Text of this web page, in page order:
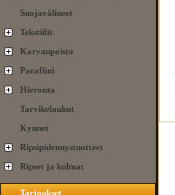
Suojavälineet
Tekstiilit
Karvanpoisto
Parafiini
Hieronta
Tarvikelaukut
Kynnet
Ripsipidennystuotteet
Ripset ja kulmat
Tarjoukset